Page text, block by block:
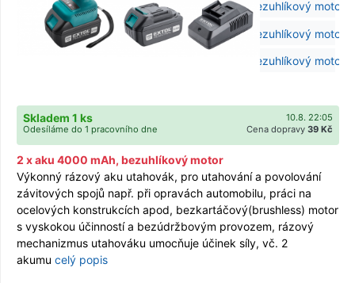
10.8. 22:05
Skladem 1 ks
Cena dopravy 39 Kč
Odesíláme do 1 pracovního dne
2 x aku 4000 mAh, bezuhlíkový motor
Výkonný rázový aku utahovák, pro utahování a povolování
závitových spojů např. při opravách automobilu, práci na
ocelových konstrukcích apod, bezkartáčový(brushless) motor
s vyskokou účinností a bezúdržbovým provozem, rázový
mechanizmus utahováku umocňuje účinek síly, vč. 2
akumu celý popis